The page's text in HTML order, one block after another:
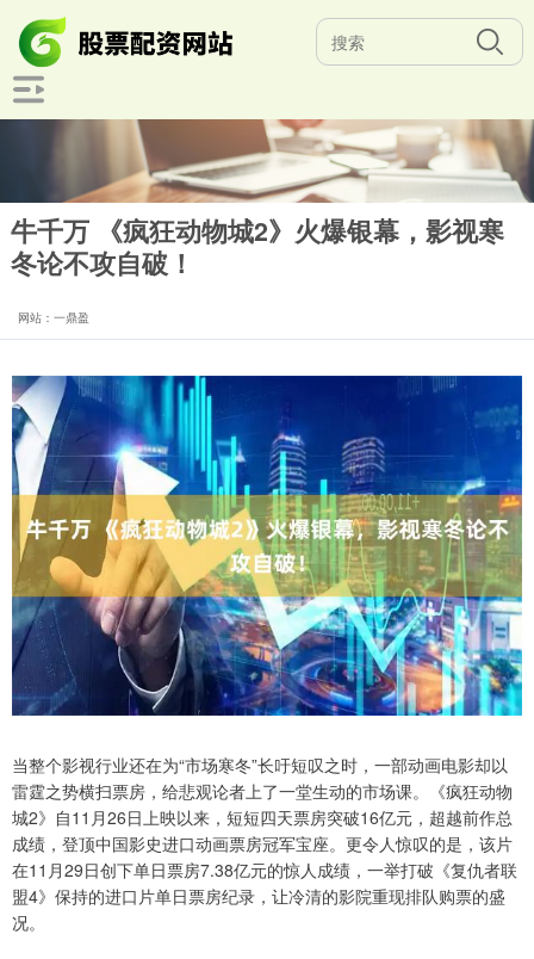
牛千万 《疯狂动物城2》火爆银幕，影视寒
冬论不攻自破！
网站：一鼎盈
当整个影视行业还在为“市场寒冬”长吁短叹之时，一部动画电影却以
雷霆之势横扫票房，给悲观论者上了一堂生动的市场课。《疯狂动物
城2》自11月26日上映以来，短短四天票房突破16亿元，超越前作总
成绩，登顶中国影史进口动画票房冠军宝座。更令人惊叹的是，该片
在11月29日创下单日票房7.38亿元的惊人成绩，一举打破《复仇者联
盟4》保持的进口片单日票房纪录，让冷清的影院重现排队购票的盛
况。